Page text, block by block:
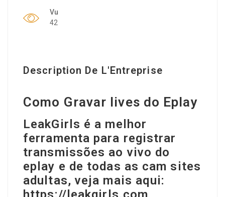
Vu
42
Description De L'Entreprise
Como Gravar lives do Eplay
LeakGirls é a melhor
ferramenta para registrar
transmissões ao vivo do
eplay e de todas as cam sites
adultas, veja mais aqui: